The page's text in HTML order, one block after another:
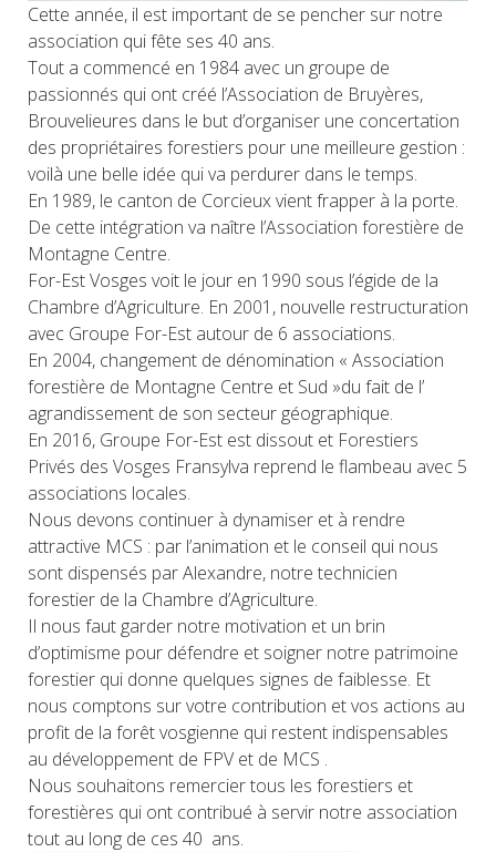
Cette année, il est important de se pencher sur notre
association qui fête ses 40 ans.
Tout a commencé en 1984 avec un groupe de
passionnés qui ont créé l’Association de Bruyères,
Brouvelieures dans le but d’organiser une concertation
des propriétaires forestiers pour une meilleure gestion :
voilà une belle idée qui va perdurer dans le temps.
En 1989, le canton de Corcieux vient frapper à la porte.
De cette intégration va naître l’Association forestière de
Montagne Centre.
For-Est Vosges voit le jour en 1990 sous l’égide de la
Chambre d’Agriculture. En 2001, nouvelle restructuration
avec Groupe For-Est autour de 6 associations.
En 2004, changement de dénomination « Association
forestière de Montagne Centre et Sud »du fait de l’
agrandissement de son secteur géographique.
En 2016, Groupe For-Est est dissout et Forestiers
Privés des Vosges Fransylva reprend le flambeau avec 5
associations locales.
Nous devons continuer à dynamiser et à rendre
attractive MCS : par l’animation et le conseil qui nous
sont dispensés par Alexandre, notre technicien
forestier de la Chambre d’Agriculture.
Il nous faut garder notre motivation et un brin
d’optimisme pour défendre et soigner notre patrimoine
forestier qui donne quelques signes de faiblesse. Et
nous comptons sur votre contribution et vos actions au
profit de la forêt vosgienne qui restent indispensables
au développement de FPV et de MCS .
Nous souhaitons remercier tous les forestiers et
forestières qui ont contribué à servir notre association
tout au long de ces 40 ans.